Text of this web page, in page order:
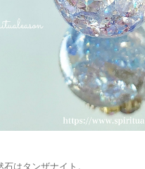
はタンザナイト。